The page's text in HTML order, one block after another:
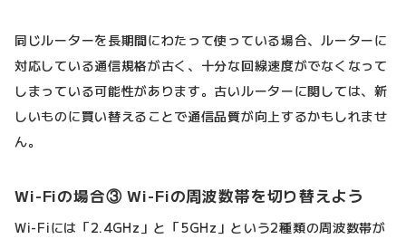
同じルーターを長期間にわたって使っている場合、ルーターに
対応している通信規格が古く、十分な回線速度がでなくなって
しまっている可能性があります。古いルーターに関しては、新
しいものに買い替えることで通信品質が向上するかもしれませ
ん。
Wi-Fiの場合③ Wi-Fiの周波数帯を切り替えよう
Wi-Fiには「2.4GHz」と「5GHz」という2種類の周波数帯が